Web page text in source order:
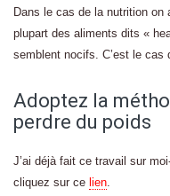
Dans le cas de la nutrition
plupart des aliments dits «
semblent nocifs. C’est le cas
Adoptez la
perdre du poids
J’ai déjà fait ce travail sur
cliquez sur ce lien.